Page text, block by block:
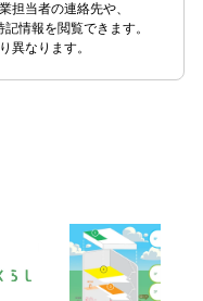
担当者の連絡先や、
情報を閲覧できます。
異なります。